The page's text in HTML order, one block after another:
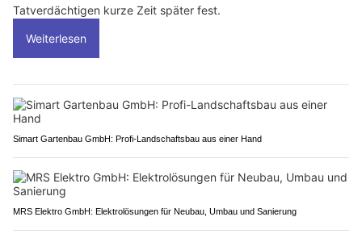
Tatverdächtigen kurze Zeit später fest.
Weiterlesen
Simart Gartenbau GmbH: Profi-Landschaftsbau aus einer Hand
MRS Elektro GmbH: Elektrolösungen für Neubau, Umbau und Sanierung